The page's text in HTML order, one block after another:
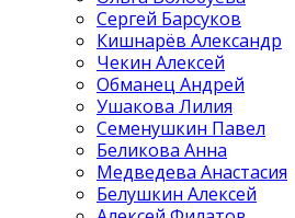
Сергей Барсуков
Кишнарёв Александр
Чекин Алексей
Обманец Андрей
Ушакова Лилия
Семенушкин Павел
Беликова Анна
Медведева Анастасия
Белушкин Алексей